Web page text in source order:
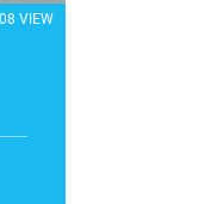
VIEW